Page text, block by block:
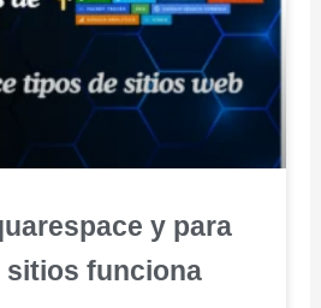
y para
sitios funciona